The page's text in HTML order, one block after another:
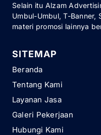
Selain itu Alzam
Umbul-Umbul, T-Banner,
materi promosi lainnya
SITEMAP
Beranda
Tentang Kami
Layanan Jasa
Galeri Pekerjaan
Hubungi Kami